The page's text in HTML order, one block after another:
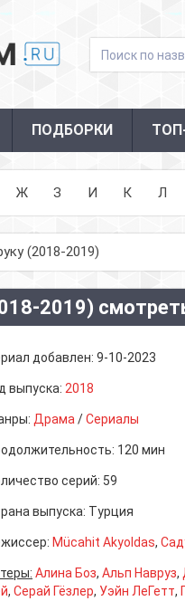
ПОДБОРКИ
Ж З И К Л
(2018-2019)
2019)
добавлен: 9-10-2023
выпуска: 2018
Драма /Сериалы
120 мин
серий: 59
выпуска: Турция
Mücahit Akyoldas,
Алина Боз, Альп Навруз,
, Серай Гёзлер, Уэйн ЛеГетт,